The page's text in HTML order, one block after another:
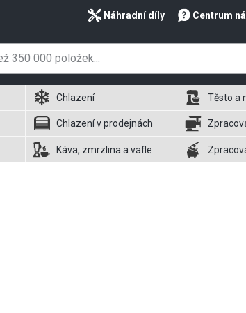
Náhradní díly Centrum
Chlazení Těsto a
Chlazení v prodejnách
Káva, zmrzlina a vafle